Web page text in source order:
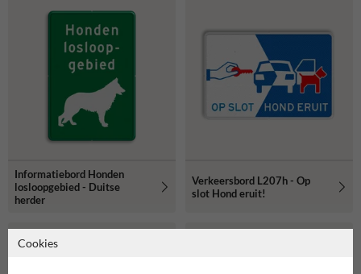
Informatiebord Honden
losloopgebied - Duitse
herder
Verkeersbord L207h - Op
slot Hond eruit!
Cookies